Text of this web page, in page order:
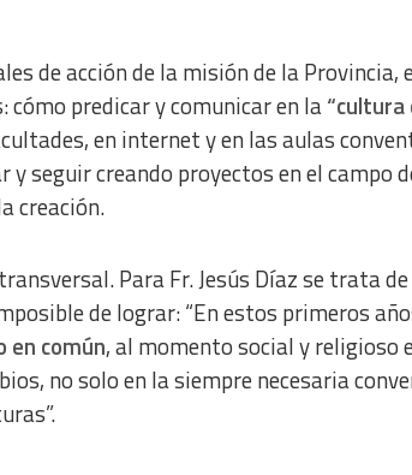
de acción de la misión de la Provincia,
predicar y comunicar en la
en internet y en las aulas
seguir creando proyectos en el campo
creación.
Para Fr. Jesús Díaz se trata
de lograr: “En estos primeros
común, al momento social y religioso
no solo en la siempre necesaria
from different sources